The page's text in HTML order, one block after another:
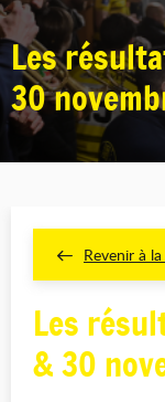
Les
30
Revenir à
Les
& 30